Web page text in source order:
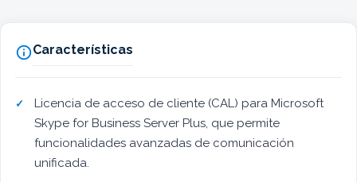
Características
Licencia de acceso de cliente (CAL) para Microsoft
Skype for Business Server Plus, que permite
funcionalidades avanzadas de comunicación
unificada.